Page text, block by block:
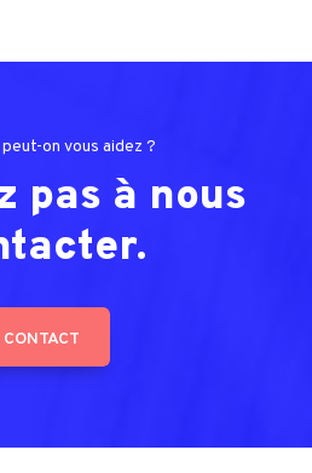
on vous aidez ?
pas à nous
CONTACT